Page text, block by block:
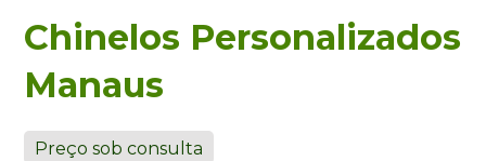
Chinelos Personalizados
Manaus
Preço sob consulta